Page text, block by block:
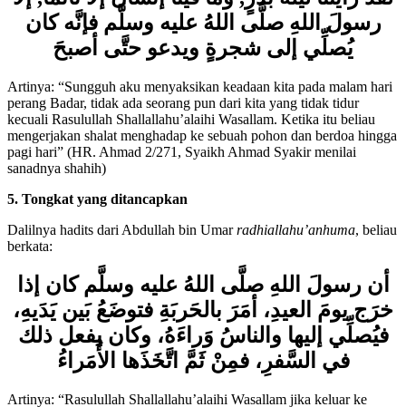
لقد رأيتُنا ليلةَ بدرٍ, وما فينا إنسانٌ إلَّا نائمًا, إلَّا
رسولَ اللهِ صلَّى اللهُ عليه وسلَّم فإنَّه كان
يُصلِّي إلى شجرةٍ ويدعو حتَّى أصبحَ
Artinya: “Sungguh aku menyaksikan keadaan kita pada malam hari
perang Badar, tidak ada seorang pun dari kita yang tidak tidur
kecuali Rasulullah Shallallahu’alaihi Wasallam. Ketika itu beliau
mengerjakan shalat menghadap ke sebuah pohon dan berdoa hingga
pagi hari” (HR. Ahmad 2/271, Syaikh Ahmad Syakir menilai
Dalilnya hadits dari Abdullah bin Umar
أن رسولَ اللهِ صلَّى اللهُ عليه وسلَّم كان إذا
خرَج يومَ العيدِ، أمَرَ بالحَربَةِ فتوضَعُ بَين يَدَيهِ،
فيُصلِّي إليها والناسُ وَراءَهُ، وكان يفعل ذلك
في السَّفرِ، فمِنْ ثَمَّ اتَّخَذَها الأُمَراءُ